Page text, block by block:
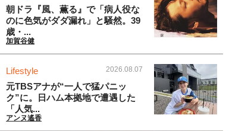
朝ドラ『風、薫る』で「病人役な
のに色気がダダ漏れ」と騒然。39
歳・...
加賀谷健
Lifestyle 2026.08.07
元TBSアナが“一人で猛パニッ
ク”に。日ハム本拠地で遭遇した
「人気...
アンヌ遙香